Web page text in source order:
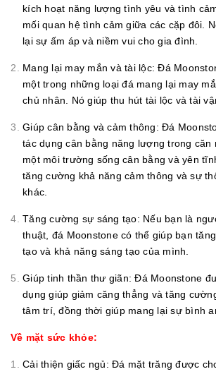
kích hoạt năng lượng tình yêu và tình
mối quan hệ tình cảm giữa các cặp đôi.
lại sự ấm áp và niềm vui cho gia đình.
Mang lại may mắn và tài lộc: Đá
một trong những loại đá mang lại may
chủ nhân. Nó giúp thu hút tài lộc và tài
Giúp cân bằng và cảm thông: Đá
tác dụng cân bằng năng lượng trong căn
một môi trường sống cân bằng và yên
tăng cường khả năng cảm thông và sự
khác.
Tăng cường sự sáng tạo: Nếu bạn là
thuật, đá Moonstone có thể giúp bạn
tạo và khả năng sáng tạo của mình.
Giúp tinh thần thư giãn: Đá Moonstone
dụng giúp giảm căng thẳng và tăng
tâm trí, đồng thời giúp mang lại sự bình
Về mặt sức khỏe:
Cải thiện giấc ngủ: Đá mặt trăng được